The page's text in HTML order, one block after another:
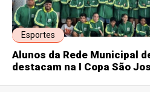
Esportes
Alunos da Rede Municipal
destacam na I Copa São